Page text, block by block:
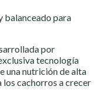
balanceado para
por
tecnología
nutrición de alta
cachorros a crecer